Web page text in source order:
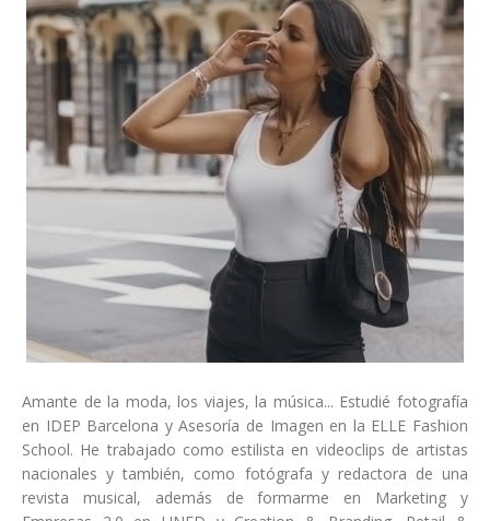
Amante de la moda, los viajes, la música... Estudié fotografía
en IDEP Barcelona y Asesoría de Imagen en la ELLE Fashion
School. He trabajado como estilista en videoclips de artistas
nacionales y también, como fotógrafa y redactora de una
revista musical, además de formarme en Marketing y